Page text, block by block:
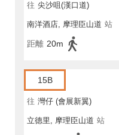
往 尖沙咀(漢口道)
南洋酒店, 摩理臣山道 站
距離 20m
15B
往 灣仔 (會展新翼)
立德里, 摩理臣山道 站